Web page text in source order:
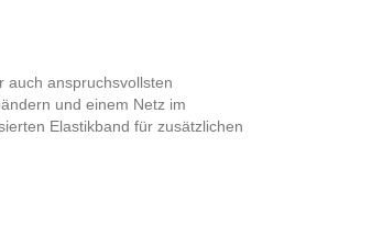
auch anspruchsvollsten
und einem Netz im
Elastikband für zusätzlichen